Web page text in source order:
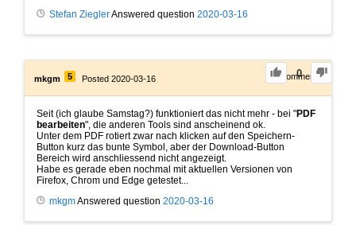
Stefan ZieglerAnswered question 2020-03-16
0
mkgm 5 Posted 2020-03-16 0Comments
Seit (ich glaube Samstag?) funktioniert das nicht mehr - bei "PDF
bearbeiten", die anderen Tools sind anscheinend ok.
Unter dem PDF rotiert zwar nach klicken auf den Speichern-
Button kurz das bunte Symbol, aber der Download-Button
Bereich wird anschliessend nicht angezeigt.
Habe es gerade eben nochmal mit aktuellen Versionen von
Firefox, Chrom und Edge getestet...
mkgmAnswered question 2020-03-16